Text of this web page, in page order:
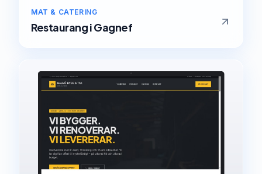
MAT & CATERING
RestaurangiGagnef